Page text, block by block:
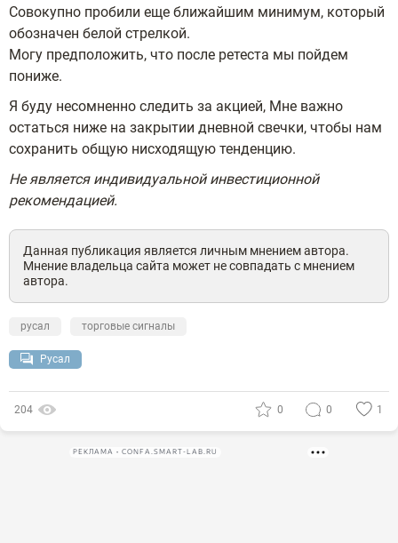
Совокупно пробили еще ближайшим минимум, который
обозначен белой стрелкой.
Могу предположить, что после ретеста мы пойдем
пониже.
Я буду несомненно следить за акцией, Мне важно
остаться ниже на закрытии дневной свечки, чтобы нам
сохранить общую нисходящую тенденцию.
Не является индивидуальной инвестиционной
рекомендацией.
Данная публикация является личным мнением автора.
Мнение владельца сайта может не совпадать с мнением
автора.
русал торговые сигналы
Русал
204 0 0 1
РЕКЛАМА • CONFA.SMART-LAB.RU